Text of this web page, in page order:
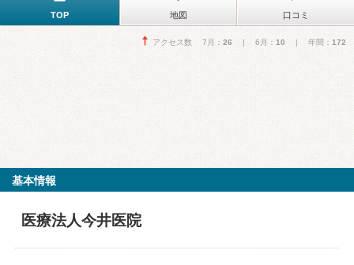
TOP 地図 口コミ
アクセス数 7月： 26 | 6月： 10 | 年間： 172
基本情報
医療法人今井医院